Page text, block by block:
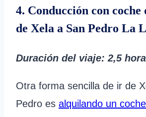
4. Conducción con
de Xela a San Pedro La
Duración del viaje: 2,5
Otra forma sencilla de ir de
Pedro es alquilando un